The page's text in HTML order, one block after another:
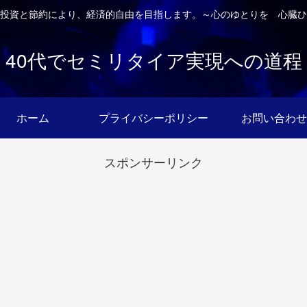
資と節約により、経済的自由を目指します。～心のゆとりを 心臓
40代でセミリタイア実現への道程
ホーム プライバシーポリシー お問い合わせ
スポンサーリンク